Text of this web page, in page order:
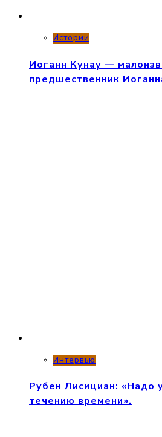
Истории
Иоганн Кунау —
предшественник
Интервью
Рубен Лисициан: «Надо
течению времени».